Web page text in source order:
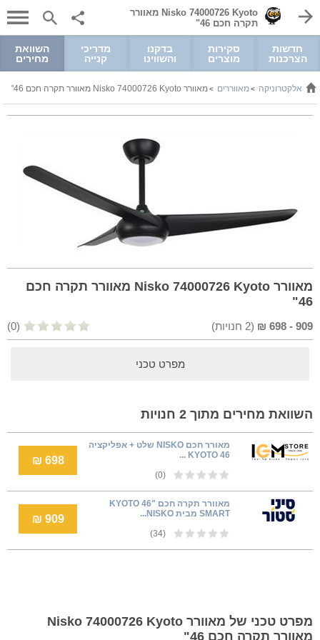
Nisko 74000726 Kyoto מאוורר
תקרה חכם 46"
חדשות
הצרכנות
סקירות
מוצרים
בדקנו
והשווינו
מדריכי
קנייה
השוואת
מחירים
ואלקטרוניקה >מאווררים >מאוורר Nisko 74000726 Kyoto מאוורר תקרה חכם 46"
מאוורר Nisko 74000726 Kyoto מאוורר תקרה חכם
46"
909
-
698
₪
(
2 חנויות) (0)
מפרט טכני
השוואת מחירים מתוך 2 חנויות
מאורר חכם NISKO שלט + אפליקציה
KYOTO 46 ...
(0)
698 ₪
מאוורר תקרה חכם KYOTO 46"
SMART מבית NISKO...
(34)
909 ₪
מפרט טכני של מאוורר Nisko 74000726 Kyoto
מאוורר תקרה חכם 46"